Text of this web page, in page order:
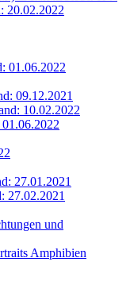
20.02.2022
01.06.2022
09.12.2021
10.02.2022
27.01.2021
27.02.2021
und
Amphibien